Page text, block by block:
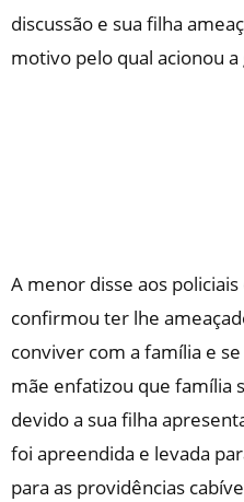
discussão e sua filha
motivo pelo qual acionou a
A menor disse aos
confirmou ter lhe
conviver com a família e
mãe enfatizou que família
devido a sua filha
foi apreendida e levada
para as providências